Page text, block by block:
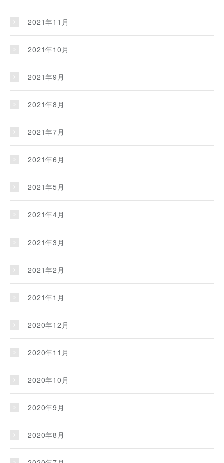
2021年11月
2021年10月
2021年9月
2021年8月
2021年7月
2021年6月
2021年5月
2021年4月
2021年3月
2021年2月
2021年1月
2020年12月
2020年11月
2020年10月
2020年9月
2020年8月